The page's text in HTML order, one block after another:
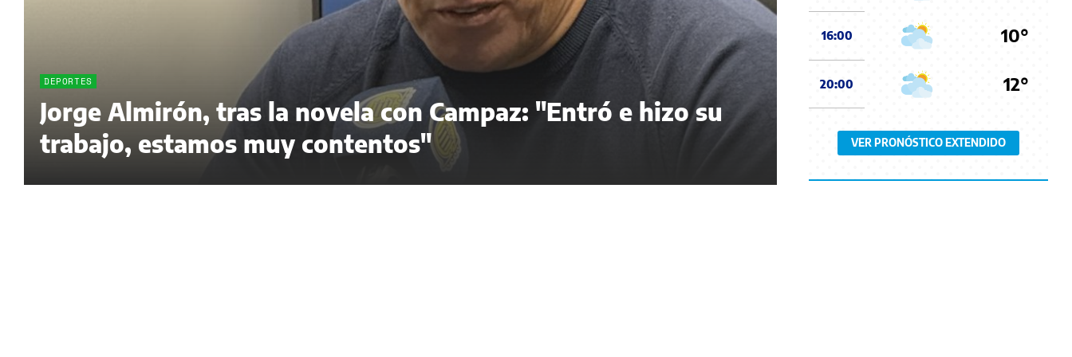
DEPORTES
Jorge Almirón, tras la novela con Campaz: "Entró e hizo su
trabajo, estamos muy contentos"
16:00 10°
20:00 12°
VER PRONÓSTICO EXTENDIDO